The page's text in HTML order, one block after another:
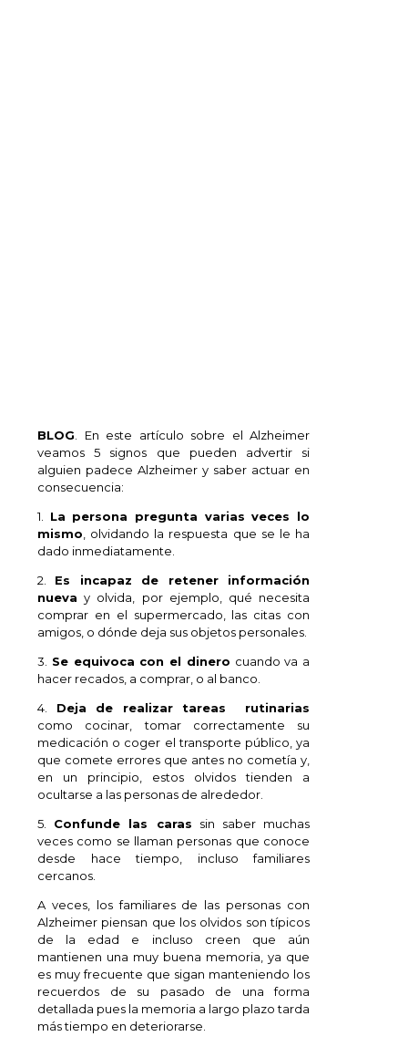
BLOG . En este artículo sobre el Alzheimer
veamos 5 signos que pueden advertir si
alguien padece Alzheimer y saber actuar en
consecuencia:
1. La persona pregunta varias veces lo
mismo , olvidando la respuesta que se le ha
dado inmediatamente.
2. Es incapaz de retener información
nueva y olvida, por ejemplo, qué necesita
comprar en el supermercado, las citas con
amigos, o dónde deja sus objetos personales.
3. Se equivoca con el dinero cuando va a
hacer recados, a comprar, o al banco.
4. Deja de realizar tareas rutinarias
como cocinar, tomar correctamente su
medicación o coger el transporte público, ya
que comete errores que antes no cometía y,
en un principio, estos olvidos tienden a
ocultarse a las personas de alrededor.
5. Confunde las caras sin saber muchas
veces como se llaman personas que conoce
desde hace tiempo, incluso familiares
cercanos.
A veces, los familiares de las personas con
Alzheimer piensan que los olvidos son típicos
de la edad e incluso creen que aún
mantienen una muy buena memoria, ya que
es muy frecuente que sigan manteniendo los
recuerdos de su pasado de una forma
detallada pues la memoria a largo plazo tarda
más tiempo en deteriorarse.